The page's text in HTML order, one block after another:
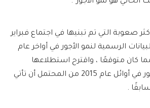
صعوبة التي تم تبنيها في اجتماع فبراير
الرسمية لنمو الأجور في أواخر عام
مما كان متوقعًا ، واقترح استطلاعها
الخاص أن تسوية الأجور في أوائل عام 2015 من المحتمل أن تأتي
.